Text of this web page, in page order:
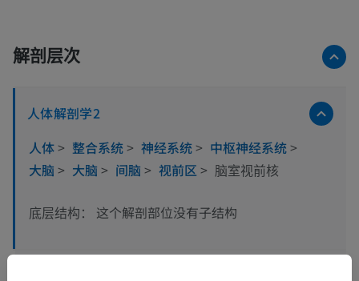
解剖层次
人体解剖学2
人体> 整合系统> 神经系统> 中枢神经系统>
大脑 > 大脑 > 间脑 > 视前区 > 脑室视前核
底层结构： 这个解剖部位没有子结构